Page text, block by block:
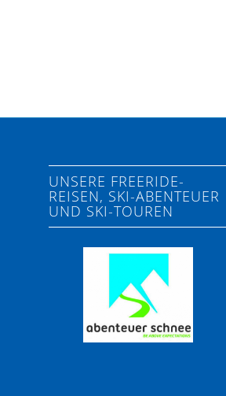
UNSERE FREERIDE-
REISEN, SKI-ABENTEUER
UND SKI-TOUREN